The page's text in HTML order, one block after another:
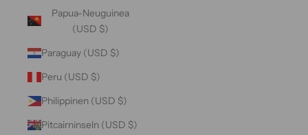
Papua-Neuguinea
(USD $)
Paraguay (USD $)
Peru (USD $)
Philippinen (USD $)
Pitcairninseln (USD $)